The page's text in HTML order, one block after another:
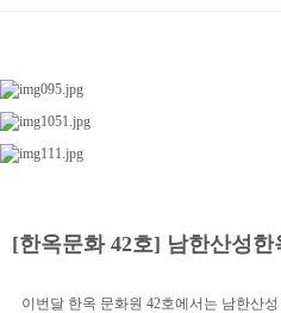
[한옥문화 42호] 남한산성한
이번달 한옥 문화원 42호에서는 남한산성